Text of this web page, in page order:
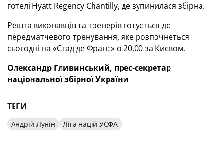
готелі Hyatt Regency Chantilly, де зупинилася збірна.
Решта виконавців та тренерів готується до
передматчевого тренування, яке розпочнеться
сьогодні на «Стад де Франс» о 20.00 за Києвом.
Олександр Гливинський, прес-секретар
національної збірної України
ТЕГИ
Андрій Лунін Ліга націй УЄФА